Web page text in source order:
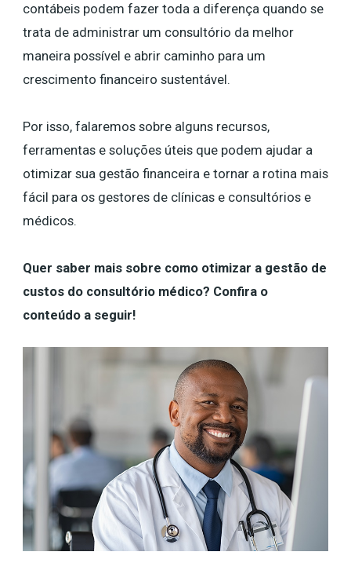
contábeis podem fazer toda a diferença quando se
trata de administrar um consultório da melhor
maneira possível e abrir caminho para um
crescimento financeiro sustentável.
Por isso, falaremos sobre alguns recursos,
ferramentas e soluções úteis que podem ajudar a
otimizar sua gestão financeira e tornar a rotina mais
fácil para os gestores de clínicas e consultórios e
médicos.
Quer saber mais sobre como otimizar a gestão de
custos do consultório médico? Confira o
conteúdo a seguir!